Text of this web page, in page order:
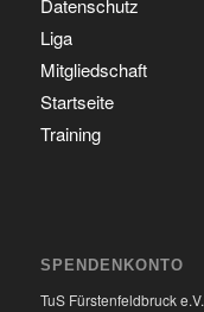
Datenschutz
Liga
Mitgliedschaft
Startseite
Training
SPENDENKONTO
TuS Fürstenfeldbruck e.V.